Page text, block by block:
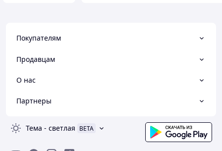
Покупателям
Продавцам
О нас
Партнеры
Тема - светлая BETA